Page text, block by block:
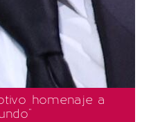
homenaje a